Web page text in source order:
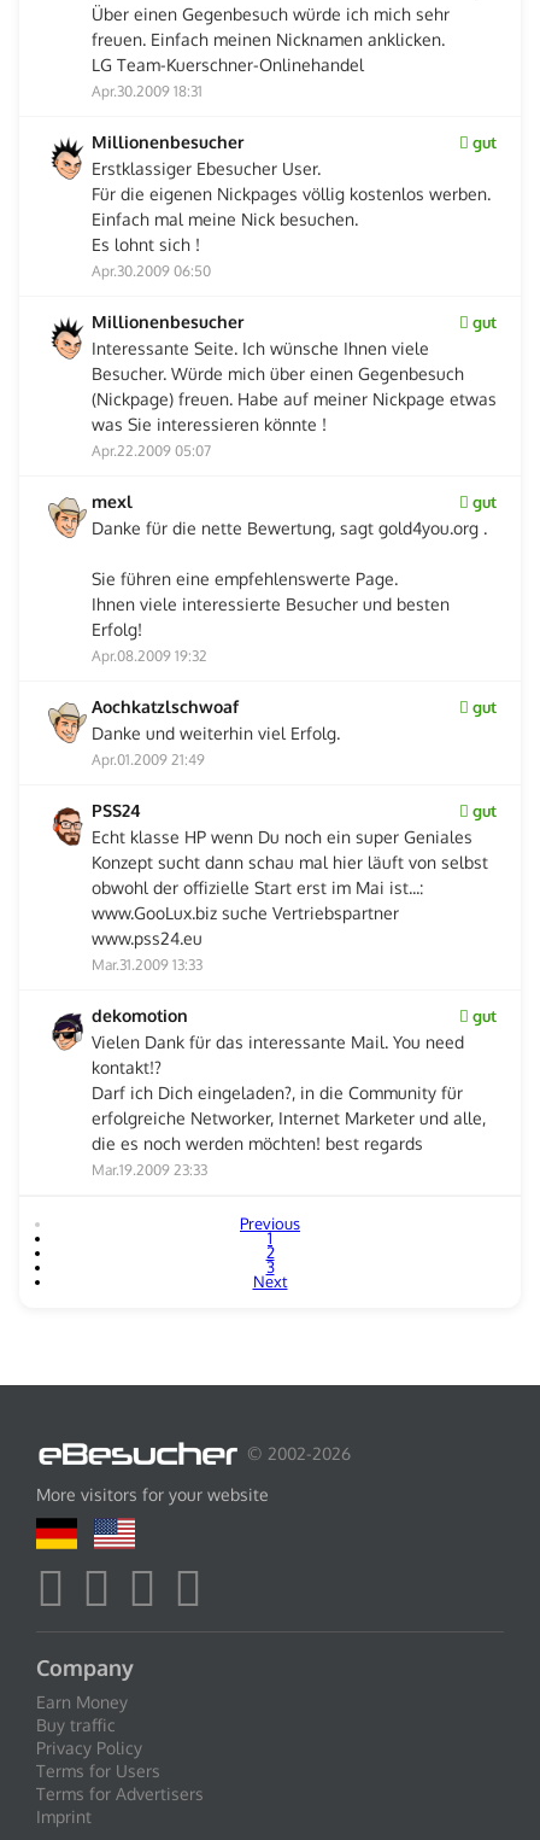
Über einen Gegenbesuch würde ich mich sehr
freuen. Einfach meinen Nicknamen anklicken.
LG Team-Kuerschner-Onlinehandel
Apr.30.2009 18:31
Millionenbesucher gut
Erstklassiger Ebesucher User.
Für die eigenen Nickpages völlig kostenlos werben.
Einfach mal meine Nick besuchen.
Es lohnt sich !
Apr.30.2009 06:50
Millionenbesucher gut
Interessante Seite. Ich wünsche Ihnen viele
Besucher. Würde mich über einen Gegenbesuch
(Nickpage) freuen. Habe auf meiner Nickpage etwas
was Sie interessieren könnte !
Apr.22.2009 05:07
mexl gut
Danke für die nette Bewertung, sagt gold4you.org .
Sie führen eine empfehlenswerte Page.
Ihnen viele interessierte Besucher und besten
Erfolg!
Apr.08.2009 19:32
Aochkatzlschwoaf gut
Danke und weiterhin viel Erfolg.
Apr.01.2009 21:49
PSS24 gut
Echt klasse HP wenn Du noch ein super Geniales
Konzept sucht dann schau mal hier läuft von selbst
obwohl der offizielle Start erst im Mai ist...:
www.GooLux.biz suche Vertriebspartner
www.pss24.eu
Mar.31.2009 13:33
dekomotion gut
Vielen Dank für das interessante Mail. You need
kontakt!?
Darf ich Dich eingeladen?, in die Community für
erfolgreiche Networker, Internet Marketer und alle,
die es noch werden möchten! best regards
Mar.19.2009 23:33
Previous
1
2
3
Next
© 2002-2026
More visitors for your website
Company
Earn Money
Buy traffic
Privacy Policy
Terms for Users
Terms for Advertisers
Imprint